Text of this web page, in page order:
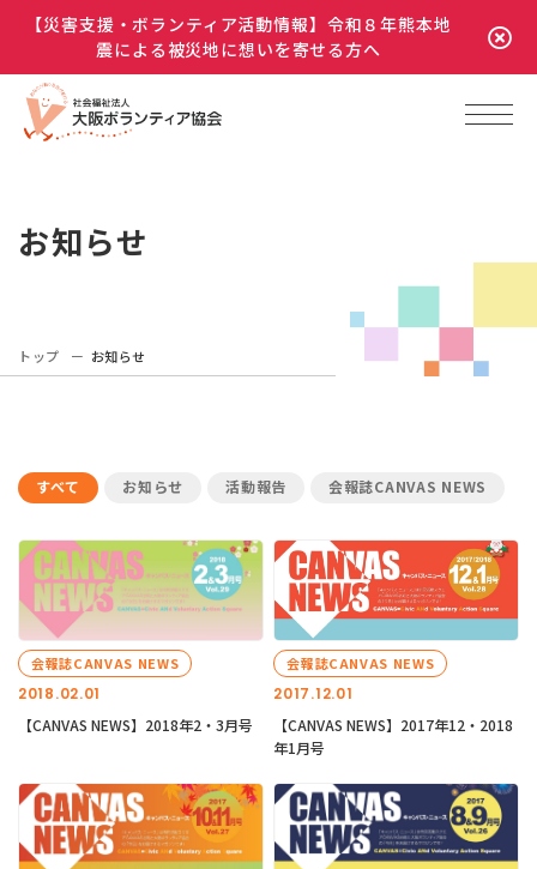
【災害支援・ボランティア活動情報】令和８年熊本地
震による被災地に想いを寄せる方へ
お知らせ
トップ お知らせ
すべて お知らせ 活動報告 会報誌CANVAS NEWS
2018.02.01
会報誌CANVAS NEWS
【CANVAS NEWS】2018年2・3月号
2017.12.01
会報誌CANVAS NEWS
【CANVAS NEWS】2017年12・2018
年1月号